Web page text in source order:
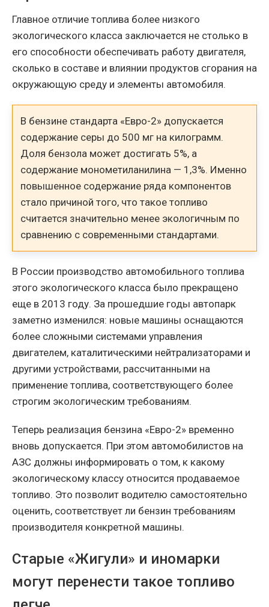
Главное отличие топлива более низкого
экологического класса заключается не столько в
его способности обеспечивать работу двигателя,
сколько в составе и влиянии продуктов сгорания на
окружающую среду и элементы автомобиля.
В бензине стандарта «Евро-2» допускается
содержание серы до 500 мг на килограмм.
Доля бензола может достигать 5%, а
содержание монометиланилина — 1,3%. Именно
повышенное содержание ряда компонентов
стало причиной того, что такое топливо
считается значительно менее экологичным по
сравнению с современными стандартами.
В России производство автомобильного топлива
этого экологического класса было прекращено
еще в 2013 году. За прошедшие годы автопарк
заметно изменился: новые машины оснащаются
более сложными системами управления
двигателем, каталитическими нейтрализаторами и
другими устройствами, рассчитанными на
применение топлива, соответствующего более
строгим экологическим требованиям.
Теперь реализация бензина «Евро-2» временно
вновь допускается. При этом автомобилистов на
АЗС должны информировать о том, к какому
экологическому классу относится продаваемое
топливо. Это позволит водителю самостоятельно
оценить, соответствует ли бензин требованиям
производителя конкретной машины.
Старые «Жигули» и иномарки
могут перенести такое топливо